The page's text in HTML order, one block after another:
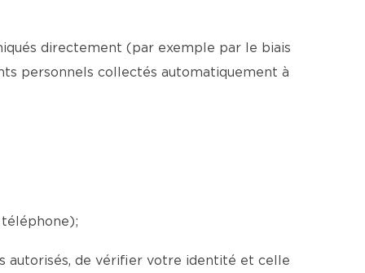
directement (par exemple par le biais
personnels collectés automatiquement à
téléphone);
autorisés, de vérifier votre identité et celle